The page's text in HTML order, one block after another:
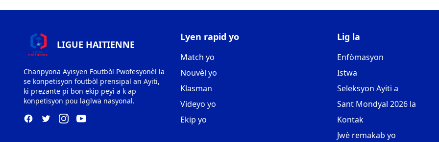
LIGUE HAITIENNE
Chanpyona Ayisyen Foutbòl Pwofesyonèl la
se konpetisyon foutbòl prensipal an Ayiti,
ki prezante pi bon ekip peyi a k ap
konpetisyon pou laglwa nasyonal.
Lyen rapid yo
Match yo
Nouvèl yo
Klasman
Videyo yo
Ekip yo
Lig la
Enfòmasyon
Istwa
Seleksyon Ayiti a
Sant Mondyal 2026 la
Kontak
Jwè remakab yo